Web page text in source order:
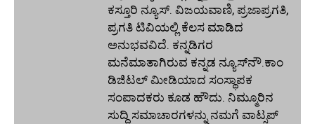
ಕಸ್ತೂರಿ ನ್ಯೂಸ್‌. ವಿಜಯವಾಣಿ, ಪ್ರಜಾಪ್ರಗತಿ,
ಪ್ರಗತಿ ಟಿವಿಯಲ್ಲಿ ಕೆಲಸ ಮಾಡಿದ
ಅನುಭವವಿದೆ. ಕನ್ನಡಿಗರ
ಮನೆಮಾತಾಗಿರುವ ಕನ್ನಡ ನ್ಯೂಸ್‌ನೌ.ಕಾಂ
ಡಿಜಿಟಲ್‌ ಮೀಡಿಯಾದ ಸಂಸ್ಥಾಪಕ
ಸಂಪಾದಕರು ಕೂಡ ಹೌದು. ನಿಮ್ಮೂರಿನ
ಸುದ್ದಿ ಸಮಾಚಾರಗಳನ್ನು ನಮಗೆ ವಾಟ್ಸಪ್‌